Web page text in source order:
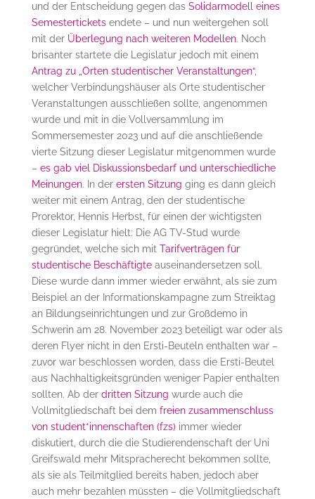
und der Entscheidung gegen das Solidarmodell eines
Semesterticketsendete – und nun weitergehen soll
mit der Überlegung nach weiteren Modellen. Noch
brisanter startete die Legislatur jedoch mit einem
Antrag zu „Orten studentischer Veranstaltungen“,
welcher Verbindungshäuser als Orte studentischer
Veranstaltungen ausschließen sollte, angenommen
wurde und mit in die Vollversammlung im
Sommersemester 2023 und auf die anschließende
vierte Sitzung dieser Legislatur mitgenommen wurde
– es gab viel Diskussionsbedarf und unterschiedliche
Meinungen. In der ersten Sitzung ging es dann gleich
weiter mit einem Antrag, den der studentische
Prorektor, Hennis Herbst, für einen der wichtigsten
dieser Legislatur hielt: Die AG TV-Stud wurde
gegründet, welche sich mit Tarifverträgen für
studentische Beschäftigteauseinandersetzen soll.
Diese wurde dann immer wieder erwähnt, als sie zum
Beispiel an der Informationskampagne zum Streiktag
an Bildungseinrichtungen und zur Großdemo in
Schwerin am 28. November 2023 beteiligt war oder als
deren Flyer nicht in den Ersti-Beuteln enthalten war –
zuvor war beschlossen worden, dass die Ersti-Beutel
aus Nachhaltigkeitsgründen weniger Papier enthalten
sollten. Ab der dritten Sitzung wurde auch die
Vollmitgliedschaft bei dem freien zusammenschluss
von student*innenschaften (fzs)immer wieder
diskutiert, durch die die Studierendenschaft der Uni
Greifswald mehr Mitspracherecht bekommen sollte,
als sie als Teilmitglied bereits haben, jedoch aber
auch mehr bezahlen müssten – die Vollmitgliedschaft